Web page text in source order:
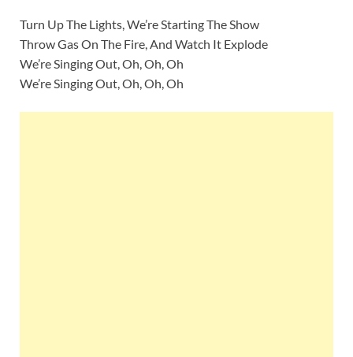
Turn Up The Lights, We’re Starting The Show
Throw Gas On The Fire, And Watch It Explode
We’re Singing Out, Oh, Oh, Oh
We’re Singing Out, Oh, Oh, Oh